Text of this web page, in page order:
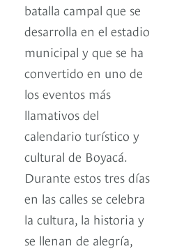
batalla campal que se
desarrolla en el estadio
municipal y que se ha
convertido en uno de
los eventos más
llamativos del
calendario turístico y
cultural de Boyacá.
Durante estos tres días
en las calles se celebra
la cultura, la historia y
se llenan de alegría,